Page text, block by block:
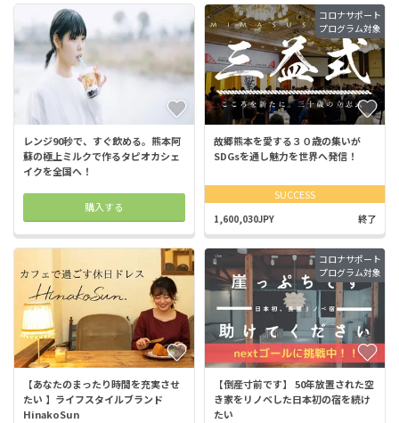
レンジ90秒で、すぐ飲める。熊本阿
蘇の極上ミルクで作るタピオカシェ
イクを全国へ！
購入する
コロナサポート
プログラム対象
故郷熊本を愛する３０歳の集いが
SDGsを通し魅力を世界へ発信！
SUCCESS
1,600,030JPY 終了
【あなたのまったり時間を充実させ
たい 】ライフスタイルブランド
HinakoSun
コロナサポート
プログラム対象
【倒産寸前です】 50年放置された空
き家をリノベした日本初の宿を続け
たい